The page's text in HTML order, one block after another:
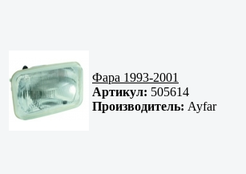
Фара 1993-2001
Артикул: 505614
Производитель: Ayfar